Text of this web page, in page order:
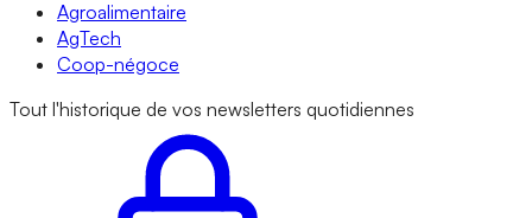
Agroalimentaire
AgTech
Coop-négoce
Tout l'historique de vos newsletters quotidiennes